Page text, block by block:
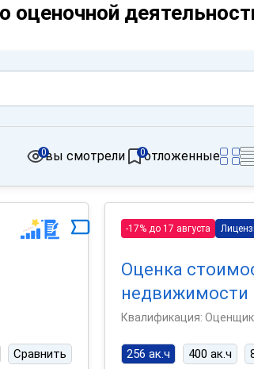
оценочной
вы смотрели
0 отложенные
0
Сравнить
-17% до 17 августа
Оценка
недвижимости
Квалификация:
256 ак.ч 400 ак.ч